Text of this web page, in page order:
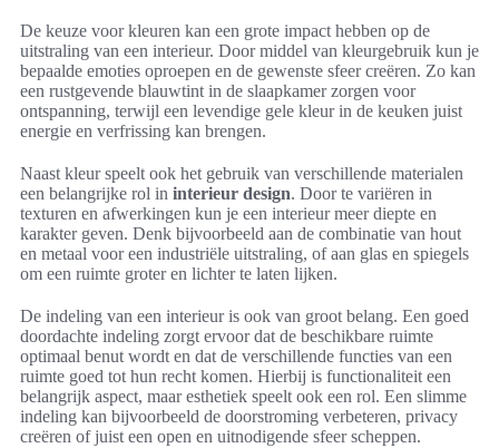
De keuze voor kleuren kan een grote impact hebben op de
uitstraling van een interieur. Door middel van kleurgebruik kun je
bepaalde emoties oproepen en de gewenste sfeer creëren. Zo kan
een rustgevende blauwtint in de slaapkamer zorgen voor
ontspanning, terwijl een levendige gele kleur in de keuken juist
energie en verfrissing kan brengen.
Naast kleur speelt ook het gebruik van verschillende materialen
een belangrijke rol in interieur design. Door te variëren in
texturen en afwerkingen kun je een interieur meer diepte en
karakter geven. Denk bijvoorbeeld aan de combinatie van hout
en metaal voor een industriële uitstraling, of aan glas en spiegels
om een ruimte groter en lichter te laten lijken.
De indeling van een interieur is ook van groot belang. Een goed
doordachte indeling zorgt ervoor dat de beschikbare ruimte
optimaal benut wordt en dat de verschillende functies van een
ruimte goed tot hun recht komen. Hierbij is functionaliteit een
belangrijk aspect, maar esthetiek speelt ook een rol. Een slimme
indeling kan bijvoorbeeld de doorstroming verbeteren, privacy
creëren of juist een open en uitnodigende sfeer scheppen.